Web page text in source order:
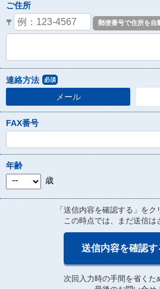
ご住所
〒
連絡方法 必須
メール
FAX番号
年齢
歳
「送信内容を確認する」をク
この時点では、まだ送信は
送信内容を確認す
次回入力時の手間を省くた